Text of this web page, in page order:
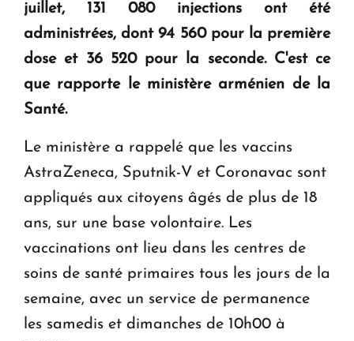
en Arménie
Le premier hôtel Hyatt Regency d'Arménie
ouvrira ses portes à Dilijan
juillet, 131 080 injections ont été
administrées, dont 94 560 pour la première
dose et 36 520 pour la seconde. C'est ce
que rapporte le ministère arménien de la
Santé.
Le ministère a rappelé que les vaccins
AstraZeneca, Sputnik-V et Coronavac sont
appliqués aux citoyens âgés de plus de 18
ans, sur une base volontaire. Les
vaccinations ont lieu dans les centres de
soins de santé primaires tous les jours de la
semaine, avec un service de permanence
les samedis et dimanches de 10h00 à